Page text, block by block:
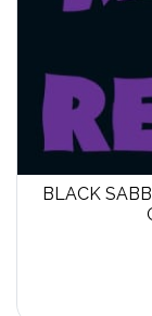
BLACK